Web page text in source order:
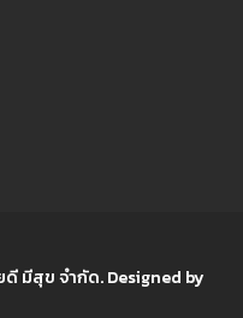
มีสุข จำกัด. Designed by